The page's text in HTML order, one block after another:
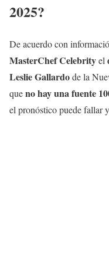
2025?
De acuerdo con
MasterChef Celebrityel
Leslie Gallardode la
queno hay una fuente
el pronóstico puede fallar